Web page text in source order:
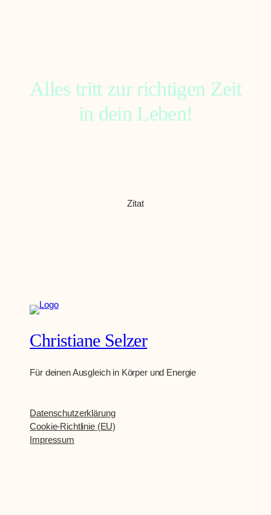
Alles tritt zur richtigen Zeit
in dein Leben!
Zitat
Christiane Selzer
Für deinen Ausgleich in Körper und Energie
Datenschutzerklärung
Cookie-Richtlinie (EU)
Impressum